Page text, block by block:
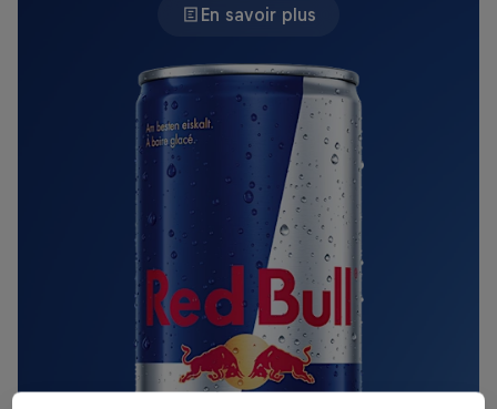
En savoir plus